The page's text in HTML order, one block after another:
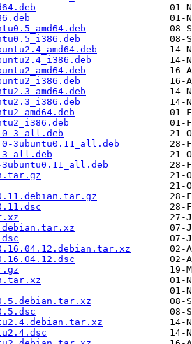
3_all.deb
3ubuntu0.11_all.deb
3_all.deb